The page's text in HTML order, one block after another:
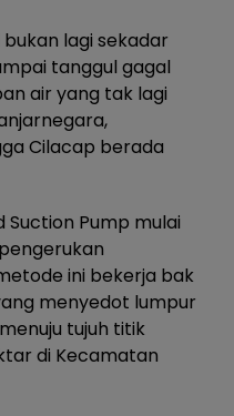
lagi sekadar
tanggul gagal
air yang tak lagi
Cilacap berada
Suction Pump mulai
ini bekerja bak
menyedot lumpur
tujuh titik
di Kecamatan